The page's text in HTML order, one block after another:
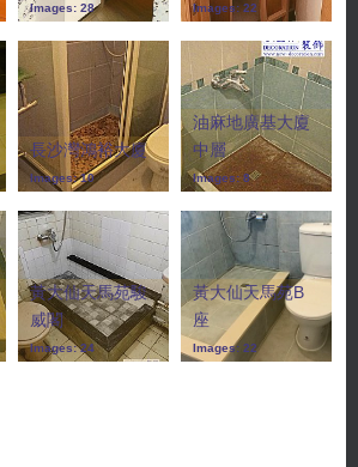
Images: 28 Images: 22
長沙灣鴻裕大廈
Images: 10
油麻地廣基大廈
中層
Images: 8
黃大仙天馬苑駿
威閣
Images: 24
黃大仙天馬苑B
座
Images: 22